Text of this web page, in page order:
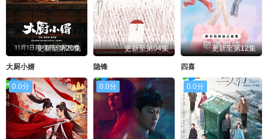
更新至第20集
大厨小婿
更新至第04集
隐锋
更新至第12集
四喜
0.0分 0.0分 0.0分